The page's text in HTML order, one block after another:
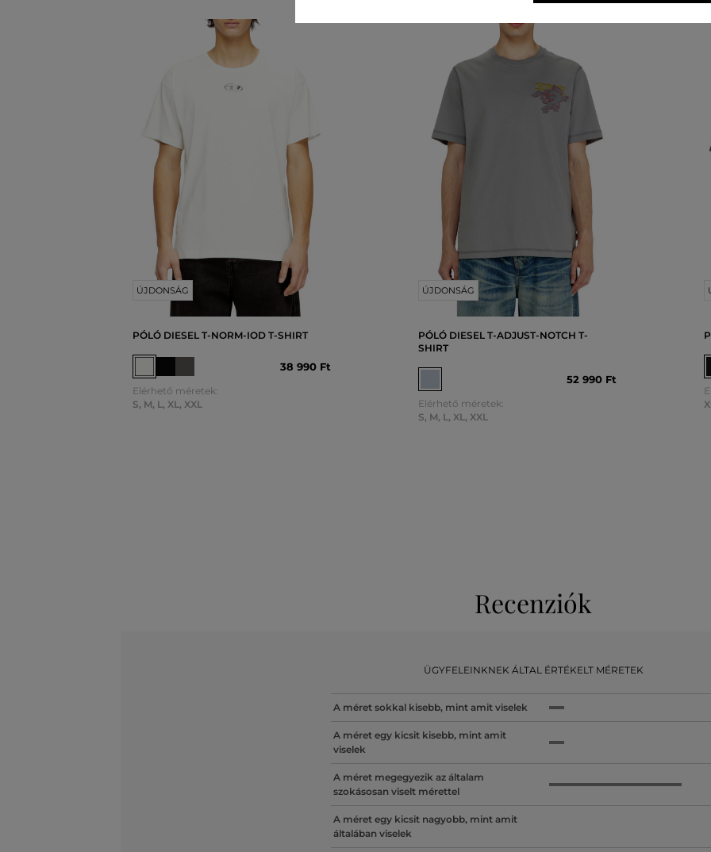
ÚJDONSÁG
PÓLÓ DIESEL T-NORM-IOD T-SHIRT
38 990 Ft
Elérhető méretek:
S, M, L , XL , XXL
ÚJDONSÁG
PÓLÓ DIESEL T-ADJUST-NOTCH T-
SHIRT
52 990 Ft
Elérhető méretek:
S, M, L , XL , XXL
Recenziók
ÜGYFELEINKNEK ÁLTAL ÉRTÉKELT MÉRETEK
A méret sokkal kisebb, mint amit viselek
A méret egy kicsit kisebb, mint amit
viselek
A méret megegyezik az általam
szokásosan viselt mérettel
A méret egy kicsit nagyobb, mint amit
általában viselek